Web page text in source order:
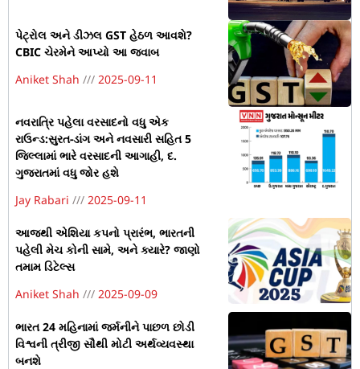
પેટ્રોલ અને ડીઝલ GST હેઠળ આવશે?
CBIC ચેરમેને આપ્યો આ જવાબ
Aniket Shah
2025-09-11
નવરાત્રિ પહેલા વરસાદનો વધુ એક
રાઉન્ડ:સુરત-ડાંગ અને નવસારી સહિત 5
જિલ્લામાં ભારે વરસાદની આગાહી, દ.
ગુજરાતમાં વધુ જોર હશે
Jay Rabari
2025-09-11
આજથી એશિયા કપનો પ્રારંભ, ભારતની
પહેલી મેચ કોની સામે, અને ક્યારે? જાણો
તમામ ડિટેલ્સ
Aniket Shah
2025-09-09
ભારત 24 મહિનામાં જર્મનીને પાછળ છોડી
વિશ્વની ત્રીજી સૌથી મોટી અર્થવ્યવસ્થા
બનશે